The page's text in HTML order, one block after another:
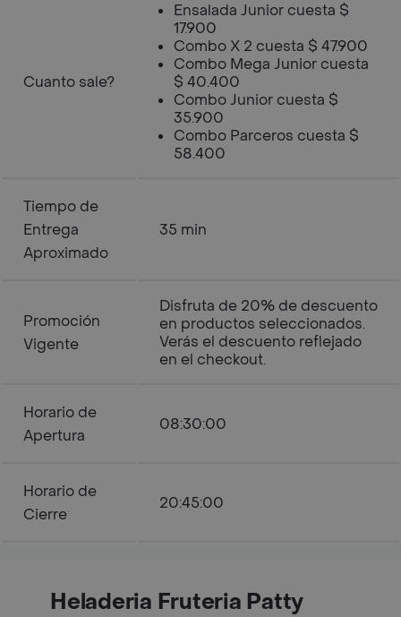
Cuanto sale?
Ensalada Junior cuesta $
17.900
Combo X 2 cuesta $ 47.900
Combo Mega Junior cuesta
$ 40.400
Combo Junior cuesta $
35.900
Combo Parceros cuesta $
58.400
Tiempo de
Entrega
Aproximado
35 min
Promoción
Vigente
Disfruta de 20% de descuento
en productos seleccionados.
Verás el descuento reflejado
en el checkout.
Horario de
Apertura
08:30:00
Horario de
Cierre
20:45:00
Heladeria Fruteria Patty